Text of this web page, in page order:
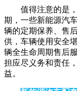
值得注意的是
期，一些新能源汽
辆的定期保养、售
供，车辆使用安全
辆全生命周期售后
担应尽义务和责任
益。